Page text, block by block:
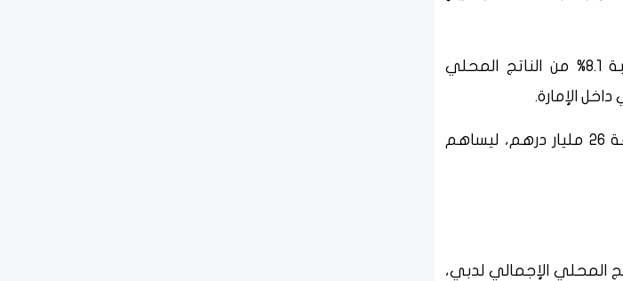
وبلغت القيمة المضافة للقطاع نحو 18.7 مليار درهم، ليساهم بنسبة 8.1% من الناتج المحلي
الإمارة.
كما سجل قطاع العقارات نمواً بنسبة 3.1%، بعدما بلغت قيمته المضافة 26 مليار درهم، ليساهم
المحلي الإجمالي لدبي،